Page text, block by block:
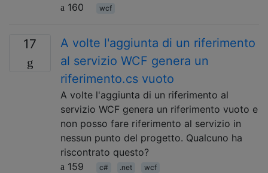
160
wcf
17
A volte l'aggiunta di un riferimento
al servizio WCF genera un
riferimento.cs vuoto
A volte l'aggiunta di un riferimento al
servizio WCF genera un riferimento vuoto e
non posso fare riferimento al servizio in
nessun punto del progetto. Qualcuno ha
riscontrato questo?
159
c# .net wcf